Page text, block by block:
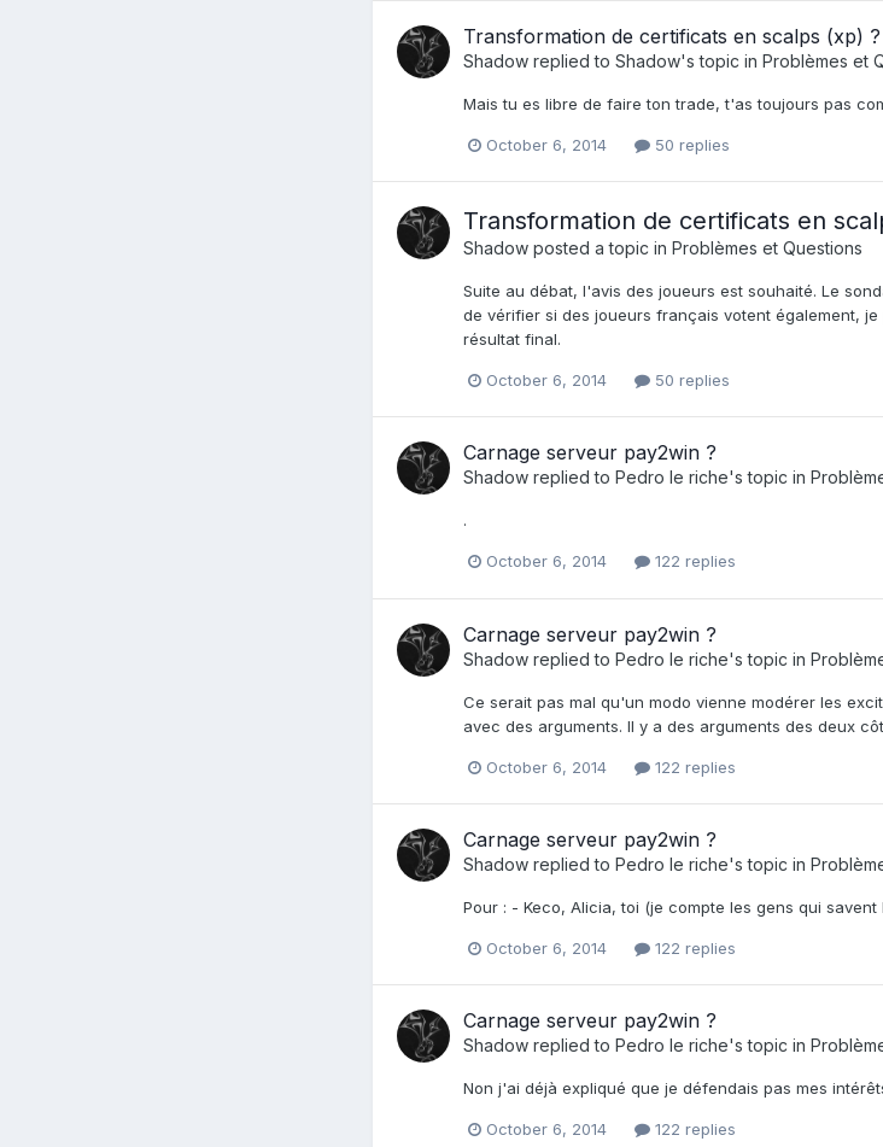
Transformation de certificats en scalps (xp) ?
Shadow replied to Shadow's topic in Problèmes et
Mais tu es libre de faire ton trade, t'as toujours pas
October 6, 2014 50 replies
Transformation de certificats en
Shadow posted a topic in Problèmes et Questions
Suite au débat, l'avis des joueurs est souhaité. Le
de vérifier si des joueurs français votent également,
résultat final.
October 6, 2014 50 replies
Carnage serveur pay2win ?
Shadow replied to Pedro le riche's topic in
.
October 6, 2014 122 replies
Carnage serveur pay2win ?
Shadow replied to Pedro le riche's topic in
Ce serait pas mal qu'un modo vienne modérer les
avec des arguments. Il y a des arguments des deux
October 6, 2014 122 replies
Carnage serveur pay2win ?
Shadow replied to Pedro le riche's topic in
Pour : - Keco, Alicia, toi (je compte les gens qui
October 6, 2014 122 replies
Carnage serveur pay2win ?
Shadow replied to Pedro le riche's topic in
Non j'ai déjà expliqué que je défendais pas mes
October 6, 2014 122 replies